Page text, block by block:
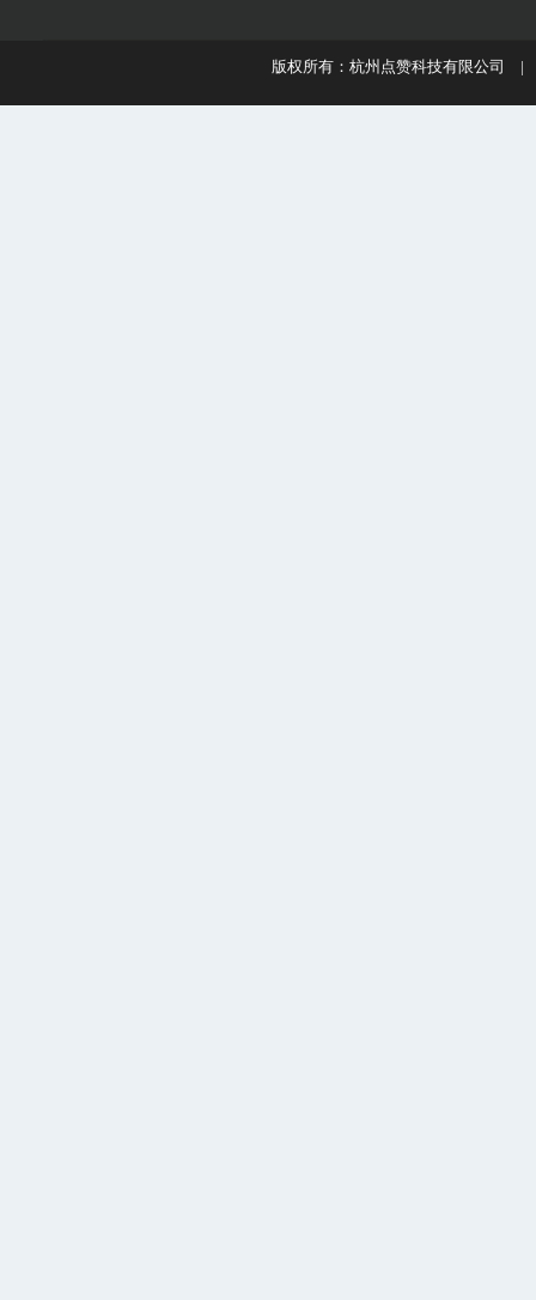
版权所有：杭州点赞科技有限公司